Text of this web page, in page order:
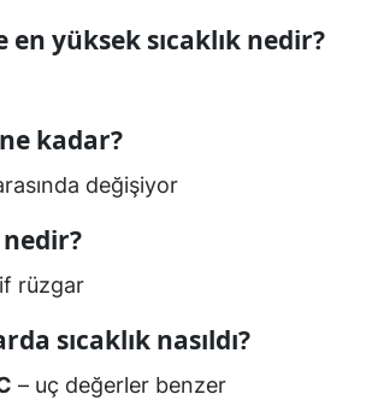
en yüksek sıcaklık nedir?
kadar?
değişiyor
nedir?
rüzgar
sıcaklık nasıldı?
– uç değerler benzer